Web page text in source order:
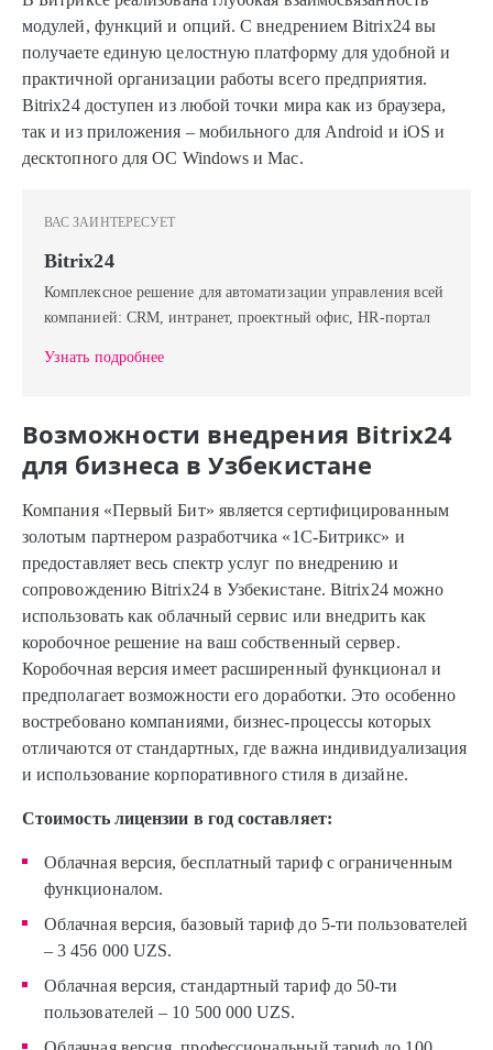
модулей, функций и опций. С внедрением Bitrix24 вы
получаете единую целостную платформу для удобной и
практичной организации работы всего предприятия.
Bitrix24 доступен из любой точки мира как из браузера,
так и из приложения – мобильного для Android и iOS и
десктопного для ОС Windows и Mac.
ВАС ЗАИНТЕРЕСУЕТ
Bitrix24
Комплексное решение для автоматизации управления всей
компанией: CRM, интранет, проектный офис, HR-портал
Узнать подробнее
Возможности внедрения Bitrix24
для бизнеса в Узбекистане
Компания «Первый Бит» является сертифицированным
золотым партнером разработчика «1С-Битрикс» и
предоставляет весь спектр услуг по внедрению и
сопровождению Bitrix24 в Узбекистане. Bitrix24 можно
использовать как облачный сервис или внедрить как
коробочное решение на ваш собственный сервер.
Коробочная версия имеет расширенный функционал и
предполагает возможности его доработки. Это особенно
востребовано компаниями, бизнес-процессы которых
отличаются от стандартных, где важна индивидуализация
и использование корпоративного стиля в дизайне.
Стоимость лицензии в год составляет:
Облачная версия, бесплатный тариф с ограниченным
функционалом.
Облачная версия, базовый тариф до 5-ти пользователей
– 3 456 000 UZS.
Облачная версия, стандартный тариф до 50-ти
пользователей – 10 500 000 UZS.